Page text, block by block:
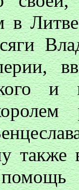
в
и